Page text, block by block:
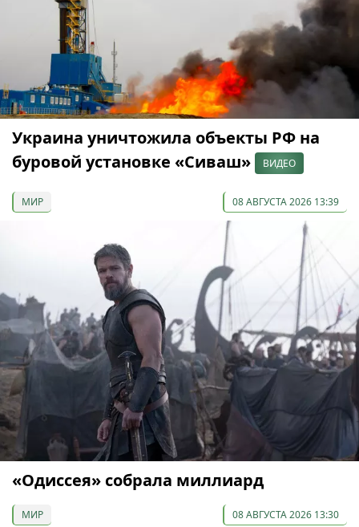
Украина уничтожила объекты РФ на
буровой установке «Сиваш»
ВИДЕО
МИР 08 АВГУСТА 2026 13:39
«Одиссея» собрала миллиард
МИР 08 АВГУСТА 2026 13:30